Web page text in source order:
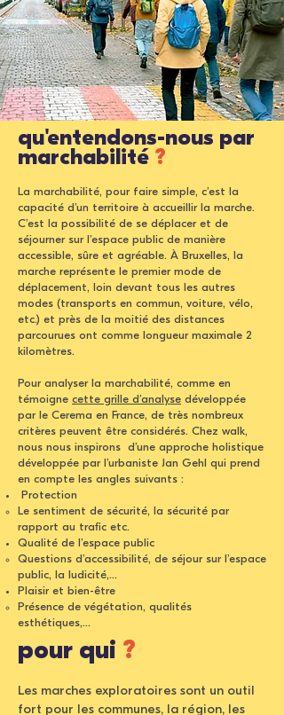
qu'entendons-nous par
marchabilité ?
La marchabilité, pour faire simple, c’est la
capacité d’un territoire à accueillir la marche.
C’est la possibilité de se déplacer et de
séjourner sur l’espace public de manière
accessible, sûre et agréable. À Bruxelles, la
marche représente le premier mode de
déplacement, loin devant tous les autres
modes (transports en commun, voiture, vélo,
etc.) et près de la moitié des distances
parcourues ont comme longueur maximale 2
kilomètres.
Pour analyser la marchabilité, comme en
témoigne cette grille d’analyse développée
par le Cerema en France, de très nombreux
critères peuvent être considérés. Chez walk,
nous nous inspirons d’une approche holistique
développée par l’urbaniste Jan Gehl qui prend
en compte les angles suivants :
Protection
Le sentiment de sécurité, la sécurité par
rapport au trafic etc.
Qualité de l’espace public
Questions d’accessibilité, de séjour sur l’espace
public, la ludicité,...
Plaisir et bien-être
Présence de végétation, qualités
esthétiques,...
pour qui ?
Les marches exploratoires sont un outil
fort pour les communes, la région, les